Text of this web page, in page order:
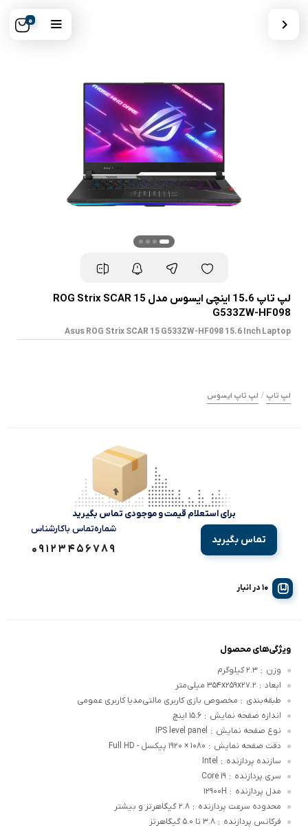
0
لپ تاپ 15.6 اینچی ایسوس مدل ROG Strix SCAR 15
G533ZW-HF098
Asus ROG Strix SCAR 15 G533ZW-HF098 15.6 Inch Laptop
لپ تاپ / لپ تاپ ایسوس
برای استعلام قیمت و موجودی تماس بگیرید
تماس بگیرید
شماره‌تماس‌ با‌کارشناس
09123456789
10 در انبار
ویژگی‌های محصول
وزن : ۲.۳ کیلوگرم
ابعاد : ۳۵۴x۲۵۹x۲۷.۲ میلی‌متر
طبقه‌بندی : مخصوص بازی کاربری مالتی‌مدیا کاربری عمومی
اندازه صفحه نمایش : ۱۵.۶ اینچ
نوع صفحه نمایش :
IPS level panel
دقت صفحه نمایش : ۱۰۸۰ × ۱۹۲۰ پیکسل - Full HD
سازنده پردازنده :
Intel
سری پردازنده : Core i۹
مدل پردازنده : ۱۲۹۰۰H
محدوده سرعت پردازنده : ۲.۸ گیگاهرتز و بیشتر
فرکانس پردازنده : ۳.۸ تا ۵.۰ گیگاهرتز